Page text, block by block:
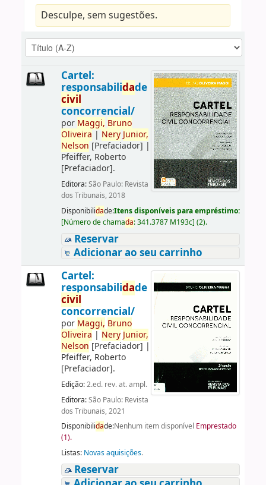
Desculpe, sem sugestões.
Cartel:
responsabilidade
civil
concorrencial/
por Maggi, Bruno
Oliveira | Nery Junior,
Nelson [Prefaciador] |
Pfeiffer, Roberto
[Prefaciador].
Editora:São Paulo: Revista
dos Tribunais, 2018
Disponibilidade:Itens disponíveis para empréstimo:
[Número de chamada:341.3787 M193c] (2).
Reservar
Adicionar ao seu carrinho
Cartel:
responsabilidade
civil
concorrencial/
por Maggi, Bruno
Oliveira | Nery Junior,
Nelson [Prefaciador] |
Pfeiffer, Roberto
[Prefaciador].
Edição:2.ed. rev. at. ampl.
Editora:São Paulo: Revista
dos Tribunais, 2021
Disponibilidade:Nenhum item disponível Emprestado
(1).
Listas: Novas aquisições.
Reservar